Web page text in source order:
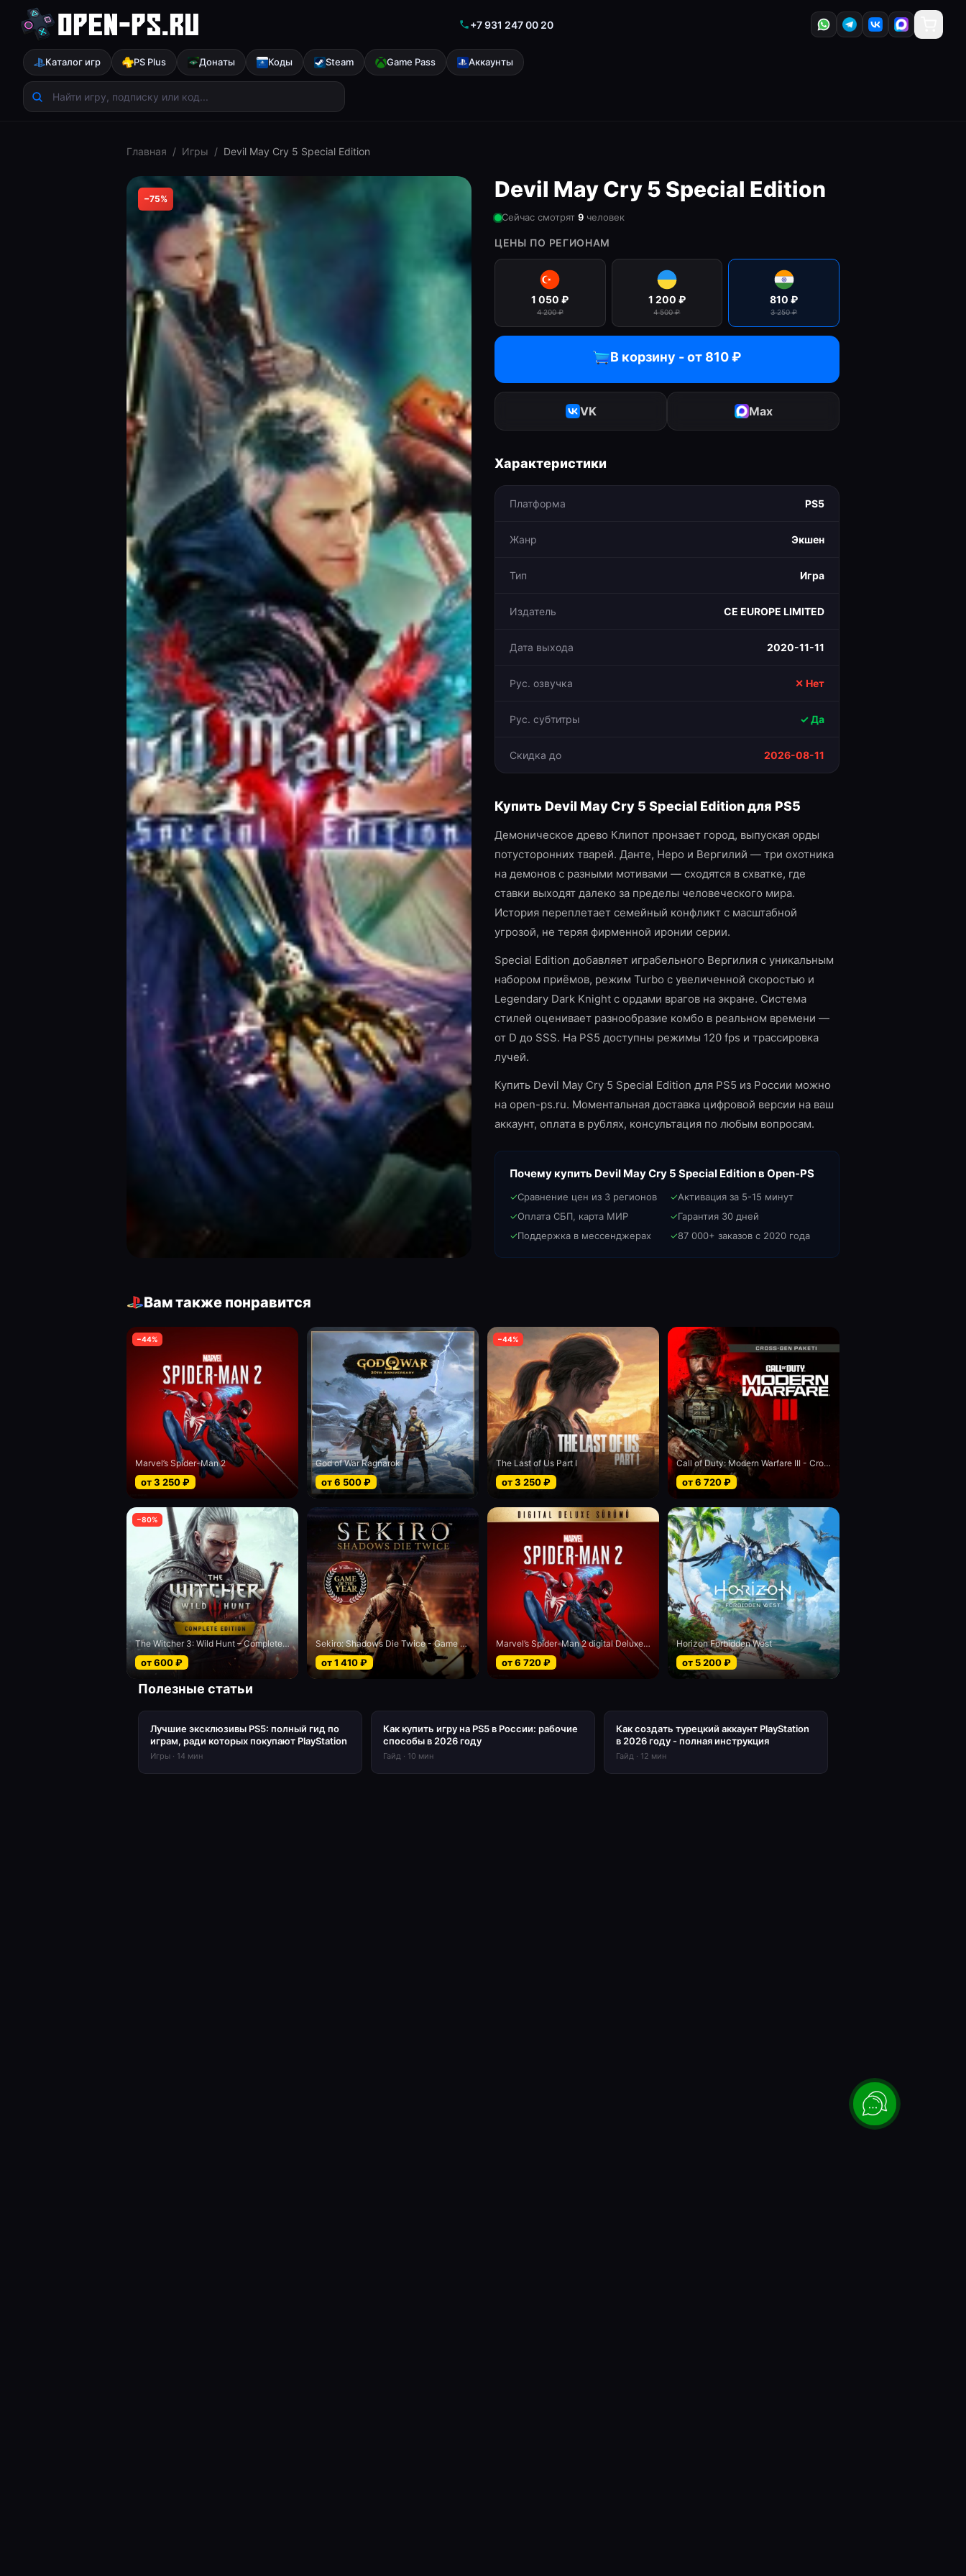
+7 931 247 00 20
Каталог игр PS Plus Донаты Коды Steam Game Pass Аккаунты
Главная / Игры / Devil May Cry 5 Special Edition
−75% Devil May Cry 5 Special Edition
Сейчас смотрят 9 человек
ЦЕНЫ ПО РЕГИОНАМ
1 050 ₽
4 200₽
1 200 ₽
4 500₽
810 ₽
3 250₽
В корзину - от 810₽
VK Max
Характеристики
Платформа PS5
Жанр Экшен
Тип Игра
Издатель CE EUROPE LIMITED
Дата выхода 2020-11-11
Рус. озвучка ✕ Нет
Рус. субтитры ✓ Да
Скидка до 2026-08-11
Купить Devil May Cry 5 Special Editionдля PS5
Демоническое древо Клипот пронзает город, выпуская орды
потусторонних тварей. Данте, Неро и Вергилий — три охотника
на демонов с разными мотивами — сходятся в схватке, где
ставки выходят далеко за пределы человеческого мира.
История переплетает семейный конфликт с масштабной
угрозой, не теряя фирменной иронии серии.
Special Edition добавляет играбельного Вергилия с уникальным
набором приёмов, режим Turbo с увеличенной скоростью и
Legendary Dark Knight с ордами врагов на экране. Система
стилей оценивает разнообразие комбо в реальном времени —
от D до SSS. На PS5 доступны режимы 120 fps и трассировка
лучей.
Купить Devil May Cry 5 Special Edition для PS5 из России можно
на open-ps.ru. Моментальная доставка цифровой версии на ваш
аккаунт, оплата в рублях, консультация по любым вопросам.
Почему купить Devil May Cry 5 Special Editionв Open-PS
✓Сравнение цен из 3 регионов ✓Активация за 5-15 минут
✓Оплата СБП, карта МИР ✓Гарантия 30 дней
✓Поддержка в мессенджерах ✓87 000+ заказов с 2020 года
Вам также понравится
−44%
Marvel’s Spider-Man 2
от3 250₽
God of War Ragnarok
от6 500₽
−44%
The Last of Us Part I
от3 250₽
Call of Duty: Modern Warfare III - Cross-Gen bundle
от6 720₽
−80%
The Witcher 3: Wild Hunt – Complete Edition
от600₽
Sekiro: Shadows Die Twice - Game of the Year edition
от1 410₽
Marvel’s Spider-Man 2 digital Deluxe edition
от6 720₽
Horizon Forbidden West
от 5 200₽
Полезные статьи
Лучшие эксклюзивы PS5: полный гид по
играм, ради которых покупают PlayStation
Игры · 14 мин
Как купить игру на PS5 в России: рабочие
способы в 2026 году
Гайд · 10 мин
Как создать турецкий аккаунт PlayStation
в 2026 году - полная инструкция
Гайд · 12 мин